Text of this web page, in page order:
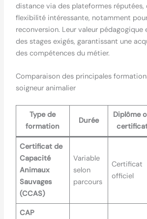
distance via des plateformes réputées,
flexibilité intéressante, notamment
reconversion. Leur valeur pédagogique
des stages exigés, garantissant une
des compétences du métier.
Comparaison des principales
soigneur animalier
Type de
formation
Durée
Diplôme
Certificat de
Capacité
Animaux
Sauvages
(CCAS)
Variable
selon
parcours
Certificat
officiel
CAP